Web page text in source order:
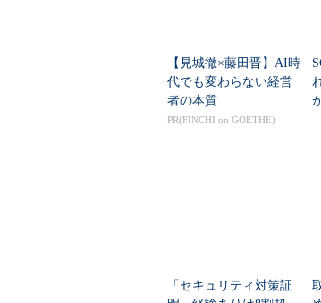
【見城徹×藤田晋】AI時
代でも変わらない経営
者の本質
PR(FINCHI on GOETHE)
「セキュリティ対策証